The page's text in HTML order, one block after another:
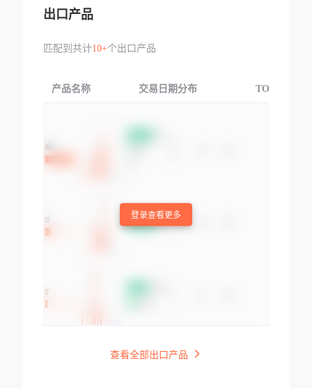
出口产品
匹配到共计10+个出口产品
产品名称 交易日期分布 TOP3交易国
登录查看更多
查看全部出口产品